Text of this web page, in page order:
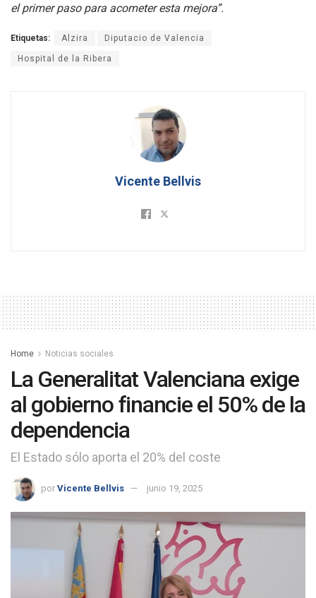
el primer paso para acometer esta mejora”.
Etiquetas: Alzira Diputacio de Valencia
Hospital de la Ribera
Vicente Bellvis
Home Noticias sociales
La Generalitat Valenciana exige
al gobierno financie el 50% de la
dependencia
El Estado sólo aporta el 20% del coste
por Vicente Bellvis junio 19, 2025